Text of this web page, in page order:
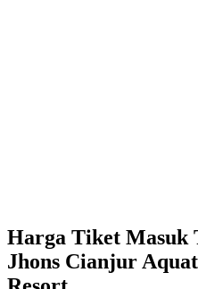
Harga Tiket Masuk
Jhons Cianjur